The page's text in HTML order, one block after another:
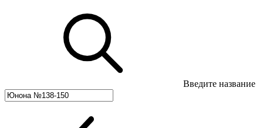
Введите название